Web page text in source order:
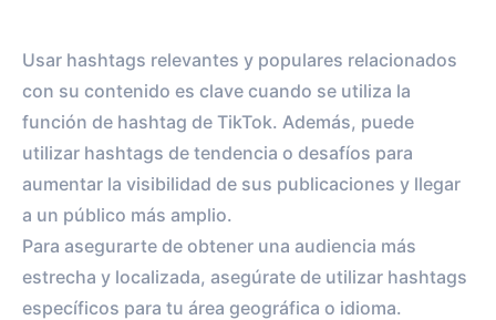
Usar hashtags relevantes y populares relacionados
con su contenido es clave cuando se utiliza la
función de hashtag de TikTok. Además, puede
utilizar hashtags de tendencia o desafíos para
aumentar la visibilidad de sus publicaciones y llegar
a un público más amplio.
Para asegurarte de obtener una audiencia más
estrecha y localizada, asegúrate de utilizar hashtags
específicos para tu área geográfica o idioma.